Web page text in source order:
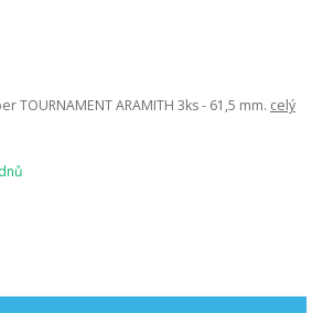
TOURNAMENT ARAMITH 3ks - 61,5 mm. celý